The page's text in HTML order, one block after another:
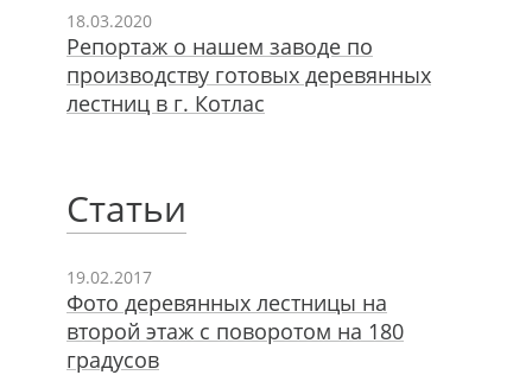
18.03.2020
Репортаж о нашем заводе по
производству готовых деревянных
лестниц в г. Котлас
Статьи
19.02.2017
Фото деревянных лестницы на
второй этаж с поворотом на 180
градусов